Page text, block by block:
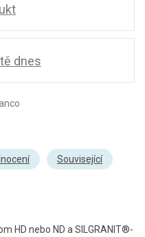
dnes
Související
HD nebo ND a SILGRANIT®-